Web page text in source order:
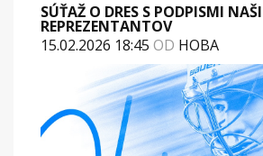
SÚŤAŽ O DRES S PODPISMI
REPREZENTANTOV
15.02.2026 18:45 OD HOBA